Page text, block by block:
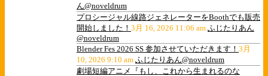
ん@noveldrum
プロシージャル線路ジェネレーターをBoothでも販売
開始しました！ 3月 16, 2026 11:06 am ふじたりあん
@noveldrum
Blender Fes 2026 SS 参加させていただきます！ 3月
10, 2026 9:10 am ふじたりあん@noveldrum
劇場短編アニメ『もし、これから生まれるのな